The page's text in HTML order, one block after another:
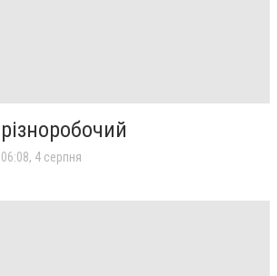
різноробочий
06:08, 4 серпня